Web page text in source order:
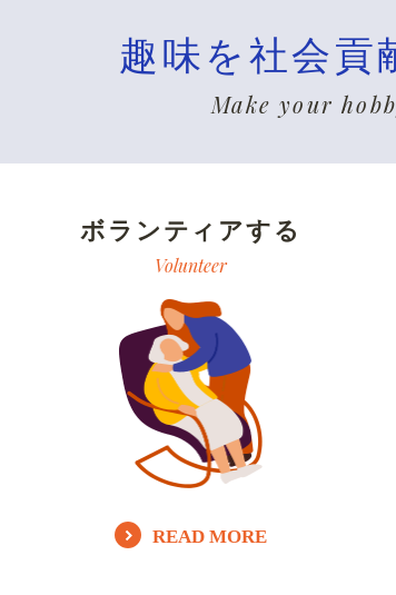
趣味を社会貢
Make your
ボランティアする
Volunteer
READ MORE